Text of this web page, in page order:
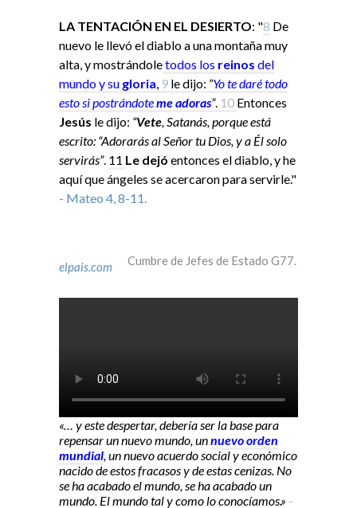
LA TENTACIÓN EN EL DESIERTO: "8 De
nuevo le llevó el diablo a una montaña muy
alta, y mostrándoletodos los reinos del
mundo y su gloria, 9 le dijo: “Yote daré todo
esto sipostrándoteme adoras”. 10 Entonces
Jesús le dijo: “Vete, Satanás, porque está
escrito: “Adorarás al Señor tu Dios, y a Él solo
servirás”. 11 Le dejó entonces el diablo, y he
aquí que ángeles se acercaron para servirle."
- Mateo 4, 8-11.
elpais.com Cumbre de Jefes de Estado G77.
«… y este despertar, debería ser la base para
repensar un nuevo mundo, unnuevo orden
mundial, un nuevo acuerdo social y económico
nacido de estos fracasos y de estas cenizas. No
se ha acabado el mundo, se ha acabado un
mundo. El mundo tal y como lo conocíamos.» -